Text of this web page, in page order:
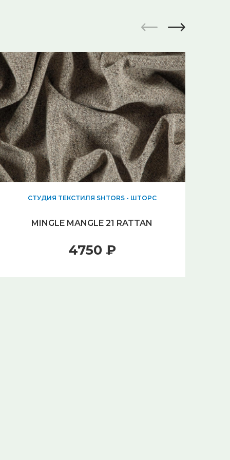
СТУДИЯ ТЕКСТИЛЯ SHTORS - ШТОРС
MINGLE MANGLE 21 RATTAN
4750 ₽